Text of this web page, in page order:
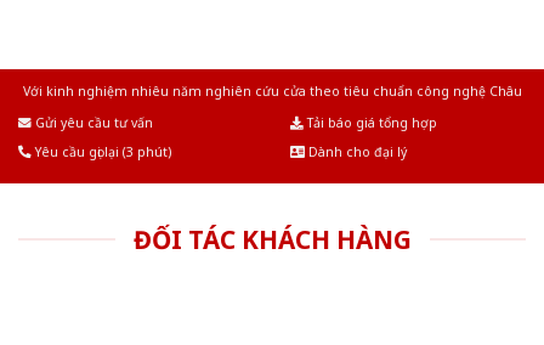
Với kinh nghiệm nhiêu năm nghiên cứu cửa theo tiêu chuẩn công nghệ Châu
Gửi yêu cầu tư vấn
Tải báo giá tổng hợp
Yêu cầu gọi lại (3 phút)
Dành cho đại lý
ĐỐI TÁC KHÁCH HÀNG